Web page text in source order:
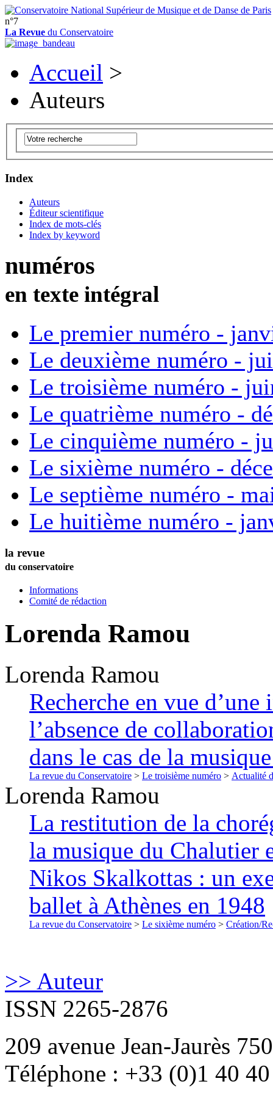
n°7
La Revue du Conservatoire
Accueil >
Auteurs
Index
Auteurs
Éditeur scientifique
Index de mots-clés
Index by keyword
numéros
en texte intégral
Le premier numéro -
Le deuxième numéro -
Le troisième numéro -
Le quatrième numéro -
Le cinquième numéro -
Le sixième numéro -
Le septième numéro -
Le huitième numéro -
la revue
du conservatoire
Informations
Comité de rédaction
Lorenda Ramou
Lorenda Ramou
Recherche en vue
l’absence de
dans le cas de la
La revue du Conservatoire > Le troisième numéro > Actualité
Lorenda Ramou
La restitution de la
la musique du Chalutier
Nikos Skalkottas : un
ballet à Athènes en 1948
La revue du Conservatoire > Le sixième numéro > Création/
>> Auteur
ISSN 2265-2876
209 avenue Jean-Jaurès
Téléphone : +33 (0)1 40